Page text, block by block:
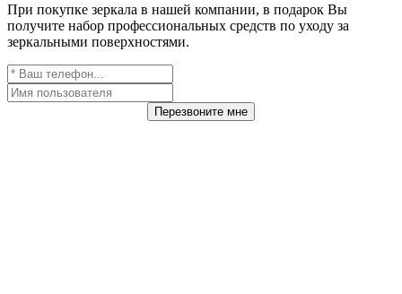
При покупке зеркала в нашей компании, в подарок Вы
получите набор профессиональных средств по уходу за
зеркальными поверхностями.
Перезвоните мне